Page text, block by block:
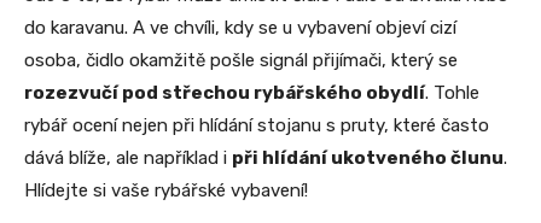
do karavanu. A ve chvíli, kdy se u vybavení objeví cizí
osoba, čidlo okamžitě pošle signál přijímači, který se
rozezvučí pod střechou rybářského obydlí. Tohle
rybář ocení nejen při hlídání stojanu s pruty, které často
dává blíže, ale například i při hlídání ukotveného člunu.
Hlídejte si vaše rybářské vybavení!